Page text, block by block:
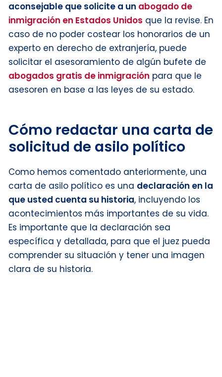
aconsejable que solicite a un abogado de
inmigración en Estados Unidos que la revise. En
caso de no poder costear los honorarios de un
experto en derecho de extranjería, puede
solicitar el asesoramiento de algún bufete de
abogados gratis de inmigración para que le
asesoren en base a las leyes de su estado.
Cómo redactar una carta de
solicitud de asilo político
Como hemos comentado anteriormente, una
carta de asilo político es una declaración en la
que usted cuenta su historia, incluyendo los
acontecimientos más importantes de su vida.
Es importante que la declaración sea
específica y detallada, para que el juez pueda
comprender su situación y tener una imagen
clara de su historia.